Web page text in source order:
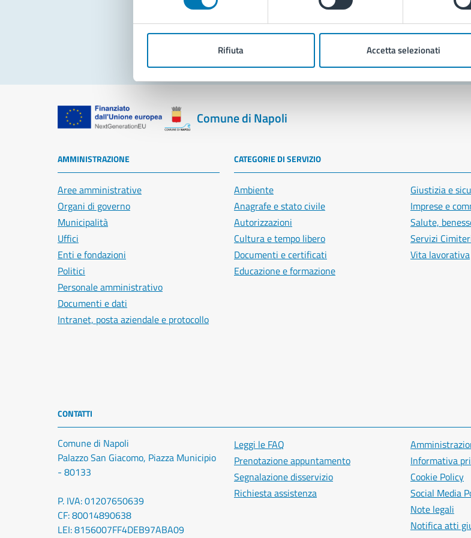
Rifiuta Accetta selezionati
Problemi in città
Segnala disservizio
Comune di Napoli
AMMINISTRAZIONE
Aree amministrative
Organi di governo
Municipalità
Uffici
Enti e fondazioni
Politici
Personale amministrativo
Documenti e dati
Intranet, posta aziendale e protocollo
CATEGORIE DI SERVIZIO
Ambiente
Anagrafe e stato civile
Autorizzazioni
Cultura e tempo libero
Documenti e certificati
Educazione e formazione
Giustizia e
Imprese e
Salute,
Servizi
Vita lavorativa
CONTATTI
Comune di Napoli
Palazzo San Giacomo, Piazza Municipio
- 80133
P. IVA: 01207650639
CF: 80014890638
LEI: 8156007FF4DEB97ABA09
Leggi le FAQ
Prenotazione appuntamento
Segnalazione disservizio
Richiesta assistenza
Informativa
Cookie Policy
Social Media
Note legali
Notifica atti